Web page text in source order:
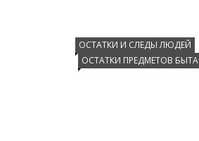
ОСТАТКИ И СЛЕДЫ ЛЮДЕЙ
ОСТАТКИ ПРЕДМЕТОВ БЫТА